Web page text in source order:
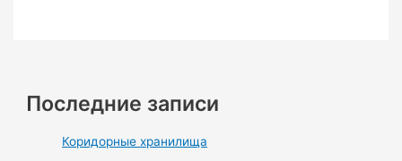
Последние записи
Коридорные хранилища